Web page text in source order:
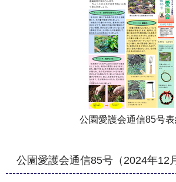
公園愛護会通信85号
公園愛護会通信85号（2024年12